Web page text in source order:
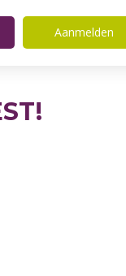
Aanmelden